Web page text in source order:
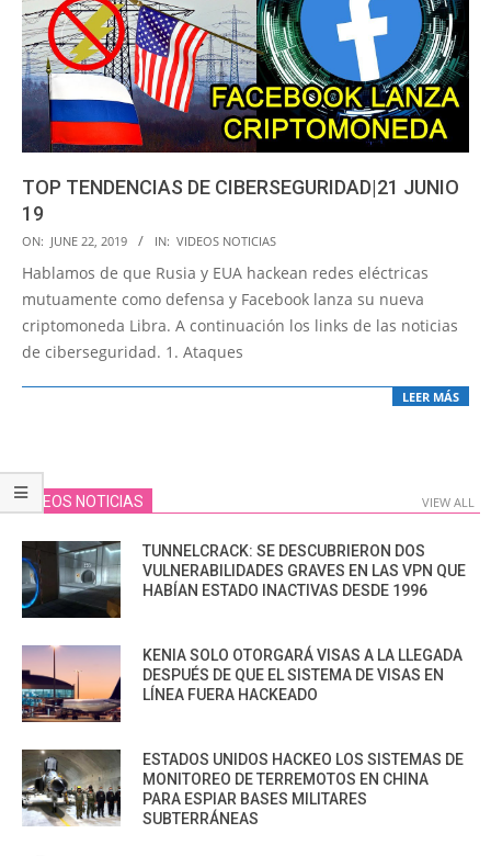
TOP TENDENCIAS DE CIBERSEGURIDAD|21 JUNIO
19
2019-
06-
ON: JUNE 22, 2019 IN: VIDEOS NOTICIAS
Hablamos de que Rusia y EUA hackean redes eléctricas
mutuamente como defensa y Facebook lanza su nueva
criptomoneda Libra. A continuación los links de las noticias
de ciberseguridad. 1. Ataques
LEER MÁS
VIDEOS NOTICIAS VIEW ALL
TUNNELCRACK: SE DESCUBRIERON DOS
VULNERABILIDADES GRAVES EN LAS VPN QUE
HABÍAN ESTADO INACTIVAS DESDE 1996
KENIA SOLO OTORGARÁ VISAS A LA LLEGADA
DESPUÉS DE QUE EL SISTEMA DE VISAS EN
LÍNEA FUERA HACKEADO
ESTADOS UNIDOS HACKEO LOS SISTEMAS DE
MONITOREO DE TERREMOTOS EN CHINA
PARA ESPIAR BASES MILITARES
SUBTERRÁNEAS